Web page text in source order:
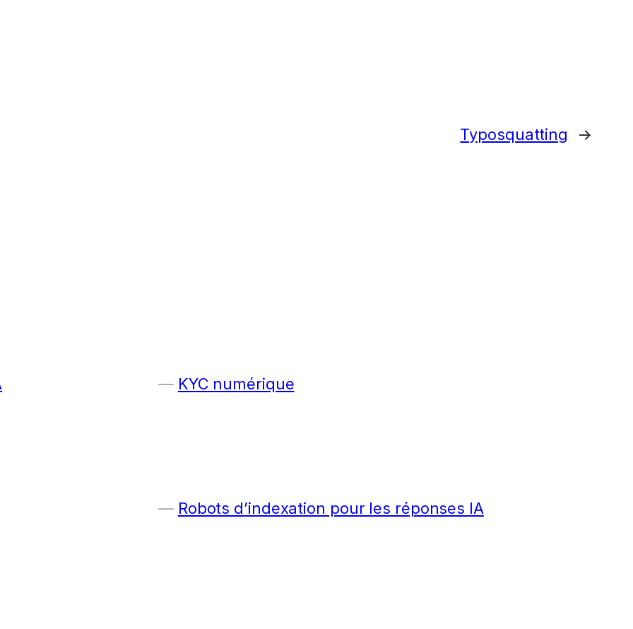
Typosquatting →
KYC numérique
Robots d’indexation pour les réponses IA